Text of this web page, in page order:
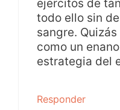
ejercitos de
todo ello sin
sangre.
como un
estrategia del
Responder